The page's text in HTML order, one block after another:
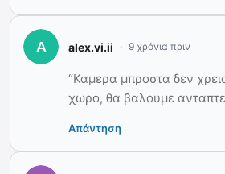
alex.vi.ii 9 χρόνια πριν
“Καμερα μπροστα δεν
χωρο, θα βαλουμε
Απάντηση